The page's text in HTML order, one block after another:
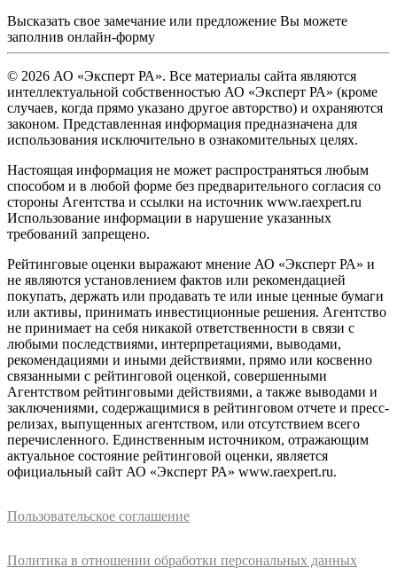
Высказать свое замечание или предложение Вы можете
заполнив онлайн-форму
© 2026 АО «Эксперт РА». Все материалы сайта являются
интеллектуальной собственностью АО «Эксперт РА» (кроме
случаев, когда прямо указано другое авторство) и охраняются
законом. Представленная информация предназначена для
использования исключительно в ознакомительных целях.
Настоящая информация не может распространяться любым
способом и в любой форме без предварительного согласия со
стороны Агентства и ссылки на источник www.raexpert.ru
Использование информации в нарушение указанных
требований запрещено.
Рейтинговые оценки выражают мнение АО «Эксперт РА» и
не являются установлением фактов или рекомендацией
покупать, держать или продавать те или иные ценные бумаги
или активы, принимать инвестиционные решения. Агентство
не принимает на себя никакой ответственности в связи с
любыми последствиями, интерпретациями, выводами,
рекомендациями и иными действиями, прямо или косвенно
связанными с рейтинговой оценкой, совершенными
Агентством рейтинговыми действиями, а также выводами и
заключениями, содержащимися в рейтинговом отчете и пресс-
релизах, выпущенных агентством, или отсутствием всего
перечисленного. Единственным источником, отражающим
актуальное состояние рейтинговой оценки, является
официальный сайт АО «Эксперт РА» www.raexpert.ru.
Пользовательское соглашение
Политика в отношении обработки персональных данных